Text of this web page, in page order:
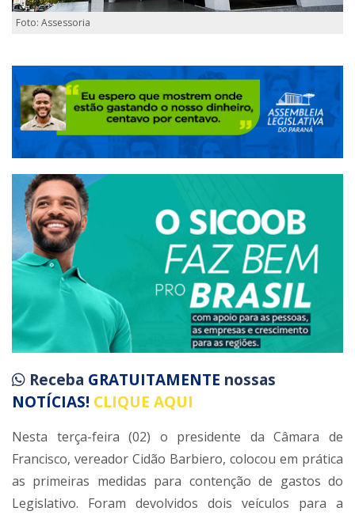
Foto: Assessoria
Receba GRATUITAMENTE nossas
NOTÍCIAS! CLIQUE AQUI
Nesta terça-feira (02) o presidente da Câmara de
Francisco, vereador Cidão Barbiero, colocou em prática
as primeiras medidas para contenção de gastos do
Legislativo. Foram devolvidos dois veículos para a